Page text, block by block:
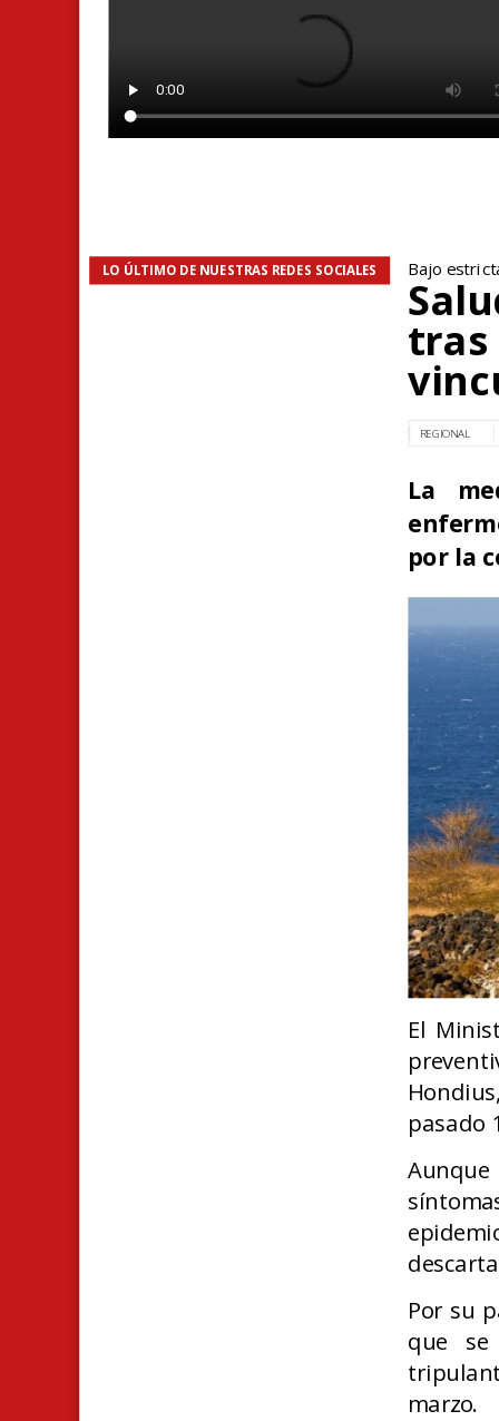
LO ÚLTIMO DE NUESTRAS REDES SOCIALES Bajo
tras
REGIONAL
La
por la
El
pasado
Por su
que
marzo.